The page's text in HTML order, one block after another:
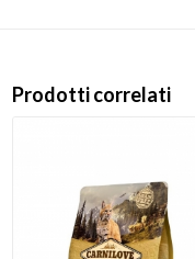
Prodotti correlati